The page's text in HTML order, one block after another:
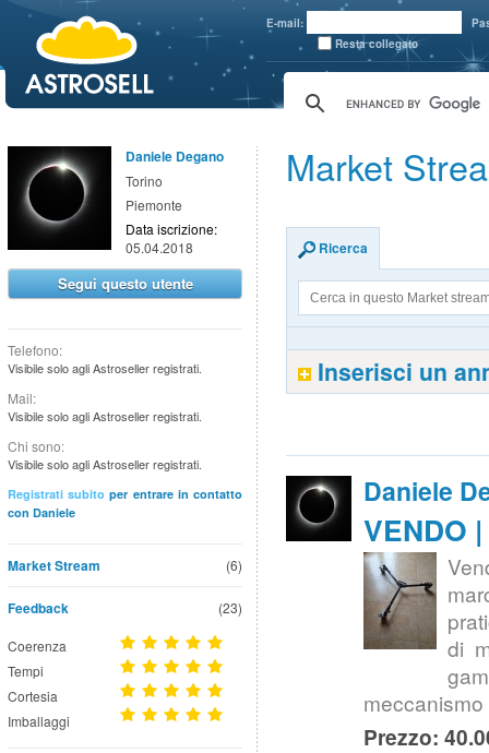
E-mail:
Resta collegato
Daniele Degano
Torino
Piemonte
Data iscrizione:
05.04.2018
Segui questo utente
Telefono:
Visibile solo agli Astroseller registrati.
Mail:
Visibile solo agli Astroseller registrati.
Chi sono:
Visibile solo agli Astroseller registrati.
Registrati subito per entrare in contatto
con Daniele
(6)
Market Stream
Feedback (23)
Coerenza
Tempi
Cortesia
Imballaggi
Market
Ricerca
Inserisci un
Daniele
VENDO
di
Prezzo: